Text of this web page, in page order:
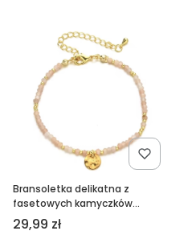
Bransoletka delikatna z
fasetowych kamyczków
różowa złota
Cena
29,99 zł